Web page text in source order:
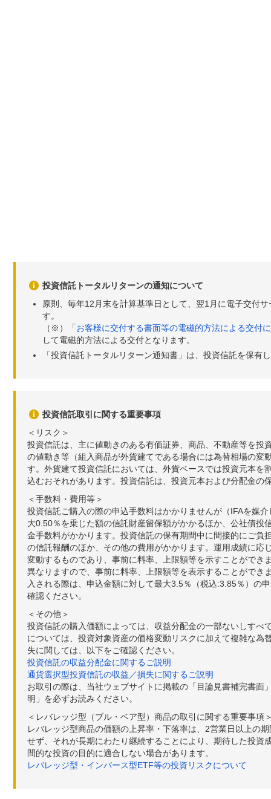
投資信託トータルリターンの通知について
原則、毎年12月末を計算基準日として、翌1月に電子交付
す。
（※）「お客様に交付する書面等の電磁的方法による交付
して電磁的方法による交付となります。
「投資信託トータルリターン通知書」は、投資信託を保有
投資信託取引に関する重要事項
＜リスク＞
投資信託は、主に値動きのある有価証券、商品、不動産等を
の値動き等（組入商品が外貨建てである場合には為替相場の
す。外貨建て投資信託においては、外貨ベースでは投資元本
込むおそれがあります。投資信託は、投資元本および分配金の
＜手数料・費用等＞
投資信託ご購入の際の申込手数料はかかりませんが（IFAを媒
大0.50％を乗じた額の信託財産留保額がかかるほか、公社債
金手数料がかかります。投資信託の保有期間中に間接的にご
の信託報酬のほか、その他の費用がかかります。運用成績に
変動するものであり、事前に料率、上限額等を示すことがで
異なりますので、事前に料率、上限額等を表示することがで
入される際は、申込金額に対して最大3.5％（税込:3.85％）の
確認ください。
＜その他＞
投資信託の購入価額によっては、収益分配金の一部ないしす
については、投資対象資産の価格変動リスクに加えて複雑な
失に関しては、以下をご確認ください。
投資信託の収益分配金に関するご説明
通貨選択型投資信託の収益／損失に関するご説明
お取引の際は、当社ウェブサイトに掲載の「目論見書補完書
明」を必ずお読みください。
＜レバレッジ型（ブル・ベア型）商品の取引に関する重要事項
レバレッジ型商品の価額の上昇率・下落率は、2営業日以上の
せず、それが長期にわたり継続することにより、期待した投
間的な投資の目的に適合しない場合があります。
レバレッジ型・インバース型ETF等の投資リスクについて